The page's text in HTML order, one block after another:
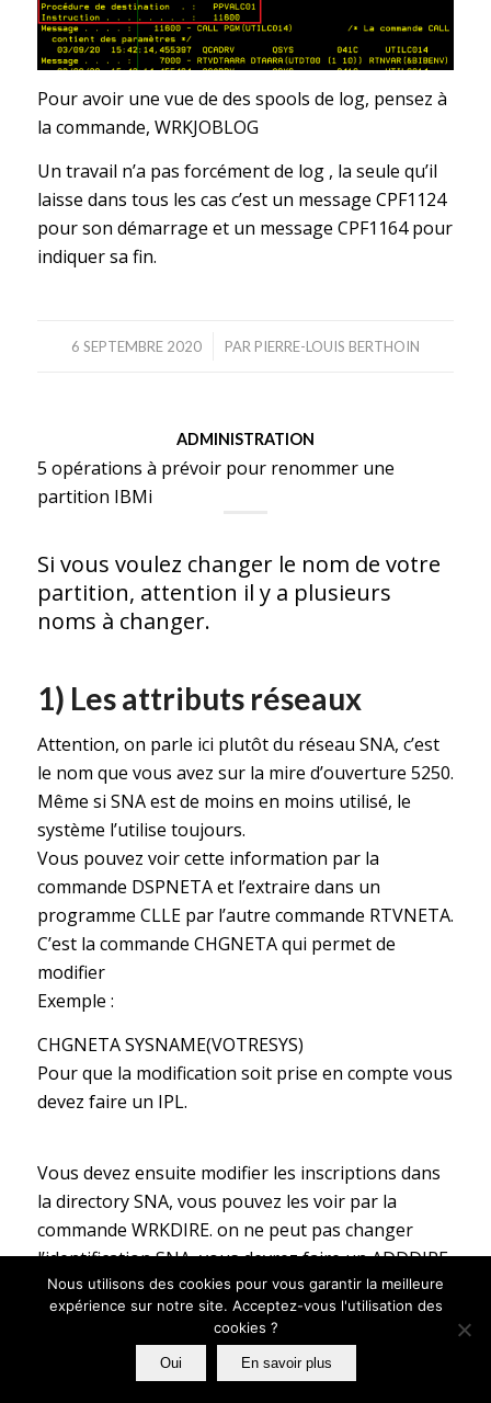
Pour avoir une vue de des spools de log, pensez à
la commande, WRKJOBLOG
Un travail n’a pas forcément de log , la seule qu’il
laisse dans tous les cas c’est un message CPF1124
pour son démarrage et un message CPF1164 pour
indiquer sa fin.
6 SEPTEMBRE 2020
/ PAR PIERRE-LOUIS BERTHOIN
ADMINISTRATION
5 opérations à prévoir pour renommer une
partition IBMi
Si vous voulez changer le nom de votre
partition, attention il y a plusieurs
noms à changer.
1) Les attributs réseaux
Attention, on parle ici plutôt du réseau SNA, c’est
le nom que vous avez sur la mire d’ouverture 5250.
Même si SNA est de moins en moins utilisé, le
système l’utilise toujours.
Vous pouvez voir cette information par la
commande DSPNETA et l’extraire dans un
programme CLLE par l’autre commande RTVNETA.
C’est la commande CHGNETA qui permet de
modifier
Exemple :
CHGNETA SYSNAME(VOTRESYS)
Pour que la modification soit prise en compte vous
devez faire un IPL.
Vous devez ensuite modifier les inscriptions dans
la directory SNA, vous pouvez les voir par la
commande WRKDIRE. on ne peut pas changer
l’identification SNA, vous devrez faire un ADDDIRE,
et un RMVDIRE.
Vous pouvez avoir la liste des inscriptions par la
table QAOKP01A .
Nous utilisons des cookies pour vous garantir la meilleure
expérience sur notre site. Acceptez-vous l'utilisation des
cookies ?
Oui En savoir plus